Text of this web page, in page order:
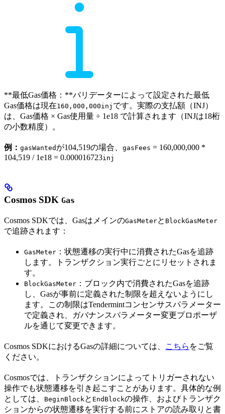
**最低Gas価格：**バリデーターによって設定された最低
Gas価格は現在160,000,000inj です。実際の支払額（INJ）
は、Gas価格 × Gas使用量 ÷ 1e18 で計算されます（INJは18桁
の小数精度）。
例： gasWanted が104,519の場合、 gasFees = 160,000,000 *
104,519 / 1e18 = 0.000016723inj
Cosmos SDK Gas
Cosmos SDKでは、GasはメインのGasMeterと BlockGasMeter
で追跡されます：
GasMeter ：状態遷移の実行中に消費されたGasを追跡
します。トランザクション実行ごとにリセットされま
す。
BlockGasMeter ：ブロック内で消費されたGasを追跡
し、Gasが事前に定義された制限を超えないようにし
ます。この制限はTendermintコンセンサスパラメーター
で定義され、ガバナンスパラメーター変更プロポーザ
ルを通じて変更できます。
Cosmos SDKにおけるGasの詳細については、 こちら をご覧
ください。
Cosmosでは、トランザクションによってトリガーされない
操作でも状態遷移を引き起こすことがあります。具体的な例
としては、
BeginBlock と EndBlockの操作、およびトランザク
ションからの状態遷移を実行する前にストアの読み取りと書